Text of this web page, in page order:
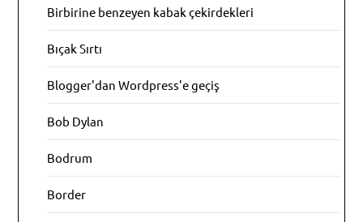
Birbirine benzeyen kabak çekirdekleri
Bıçak Sırtı
Blogger'dan Wordpress'e geçiş
Bob Dylan
Bodrum
Border